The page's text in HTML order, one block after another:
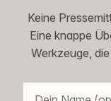
Keine
Eine knappe
Werkzeuge,